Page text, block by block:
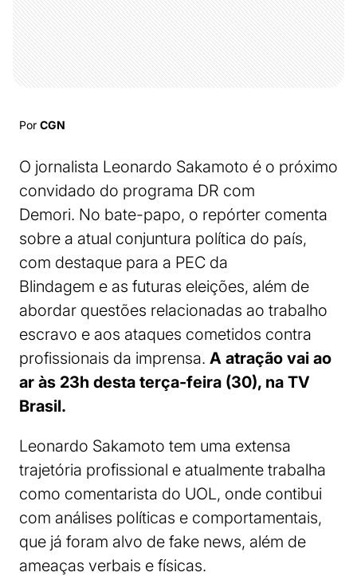
Por CGN
O jornalista Leonardo Sakamoto é o próximo
convidado do programa DR com
Demori. No bate-papo, o repórter comenta
sobre a atual conjuntura política do país,
com destaque para a PEC da
Blindagem e as futuras eleições, além de
abordar questões relacionadas ao trabalho
escravo e aos ataques cometidos contra
profissionais da imprensa. A atração vai ao
ar às 23h desta terça-feira (30), na TV
Brasil.
Leonardo Sakamoto tem uma extensa
trajetória profissional e atualmente trabalha
como comentarista do UOL, onde contibui
com análises políticas e comportamentais,
que já foram alvo de fake news, além de
ameaças verbais e físicas.